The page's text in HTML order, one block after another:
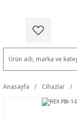
Anasayfa Cihazlar